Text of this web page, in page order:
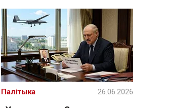
Палітыка 26.06.2026